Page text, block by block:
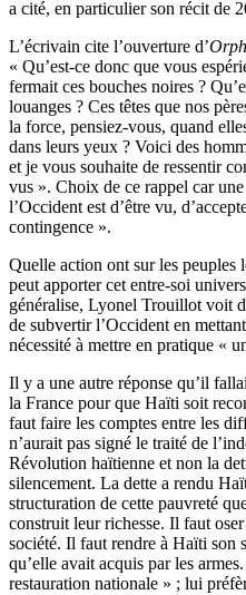
a cité, en particulier son récit de
L’écrivain cite l’ouverture d’
« Qu’est-ce donc que vous
fermait ces bouches noires ?
louanges ? Ces têtes que nos
la force, pensiez-vous, quand
dans leurs yeux ? Voici des
et je vous souhaite de ressentir
vus ». Choix de ce rappel car
l’Occident est d’être vu,
contingence ».
Quelle action ont sur les peuples
peut apporter cet entre-soi
généralise, Lyonel Trouillot voit
de subvertir l’Occident en
nécessité à mettre en pratique «
Il y a une autre réponse qu’il
la France pour que Haïti soit
faut faire les comptes entre les
n’aurait pas signé le traité de
Révolution haïtienne et non la
silencement. La dette a rendu
structuration de cette pauvreté
construit leur richesse. Il faut
société. Il faut rendre à Haïti son
qu’elle avait acquis par les
restauration nationale » ; lui